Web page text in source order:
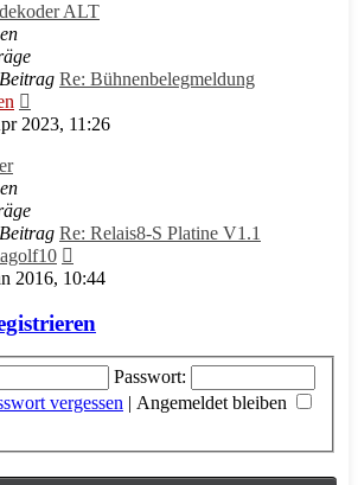
ALT
Re: Bühnenbelegmeldung
Beitrag
2023, 11:26
Re: Relais8-S Platine V1.1
Beitrag
2016, 10:44
Passwort:
vergessen | Angemeldet bleiben